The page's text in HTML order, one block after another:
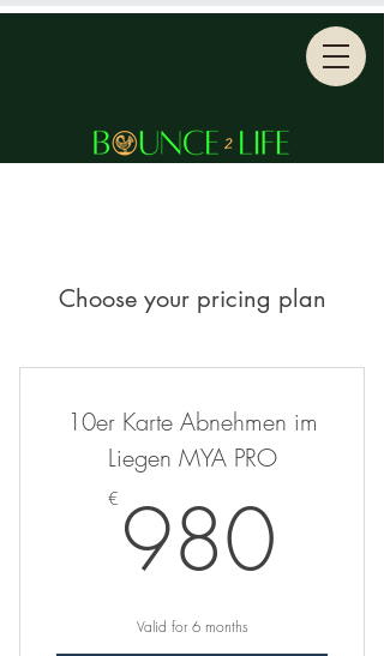
Choose your pricing plan
10er Karte Abnehmen im
Liegen MYA PRO
€ 980
Valid for 6 months